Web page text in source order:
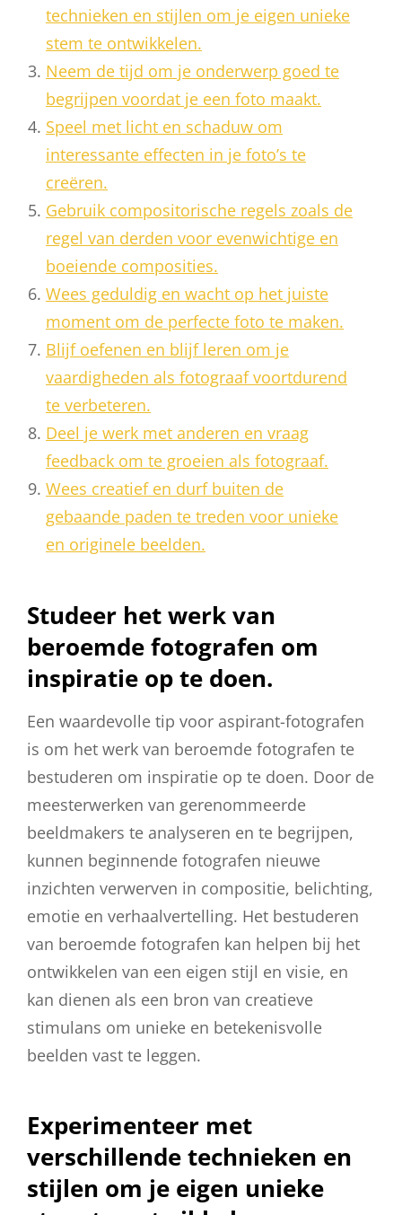
technieken en stijlen om je eigen unieke
stem te ontwikkelen.
Neem de tijd om je onderwerp goed te
begrijpen voordat je een foto maakt.
Speel met licht en schaduw om
interessante effecten in je foto’s te
creëren.
Gebruik compositorische regels zoals de
regel van derden voor evenwichtige en
boeiende composities.
Wees geduldig en wacht op het juiste
moment om de perfecte foto te maken.
Blijf oefenen en blijf leren om je
vaardigheden als fotograaf voortdurend
te verbeteren.
Deel je werk met anderen en vraag
feedback om te groeien als fotograaf.
Wees creatief en durf buiten de
gebaande paden te treden voor unieke
en originele beelden.
Studeer het werk van
beroemde fotografen om
inspiratie op te doen.
Een waardevolle tip voor aspirant-fotografen
is om het werk van beroemde fotografen te
bestuderen om inspiratie op te doen. Door de
meesterwerken van gerenommeerde
beeldmakers te analyseren en te begrijpen,
kunnen beginnende fotografen nieuwe
inzichten verwerven in compositie, belichting,
emotie en verhaalvertelling. Het bestuderen
van beroemde fotografen kan helpen bij het
ontwikkelen van een eigen stijl en visie, en
kan dienen als een bron van creatieve
stimulans om unieke en betekenisvolle
beelden vast te leggen.
Experimenteer met
verschillende technieken en
stijlen om je eigen unieke